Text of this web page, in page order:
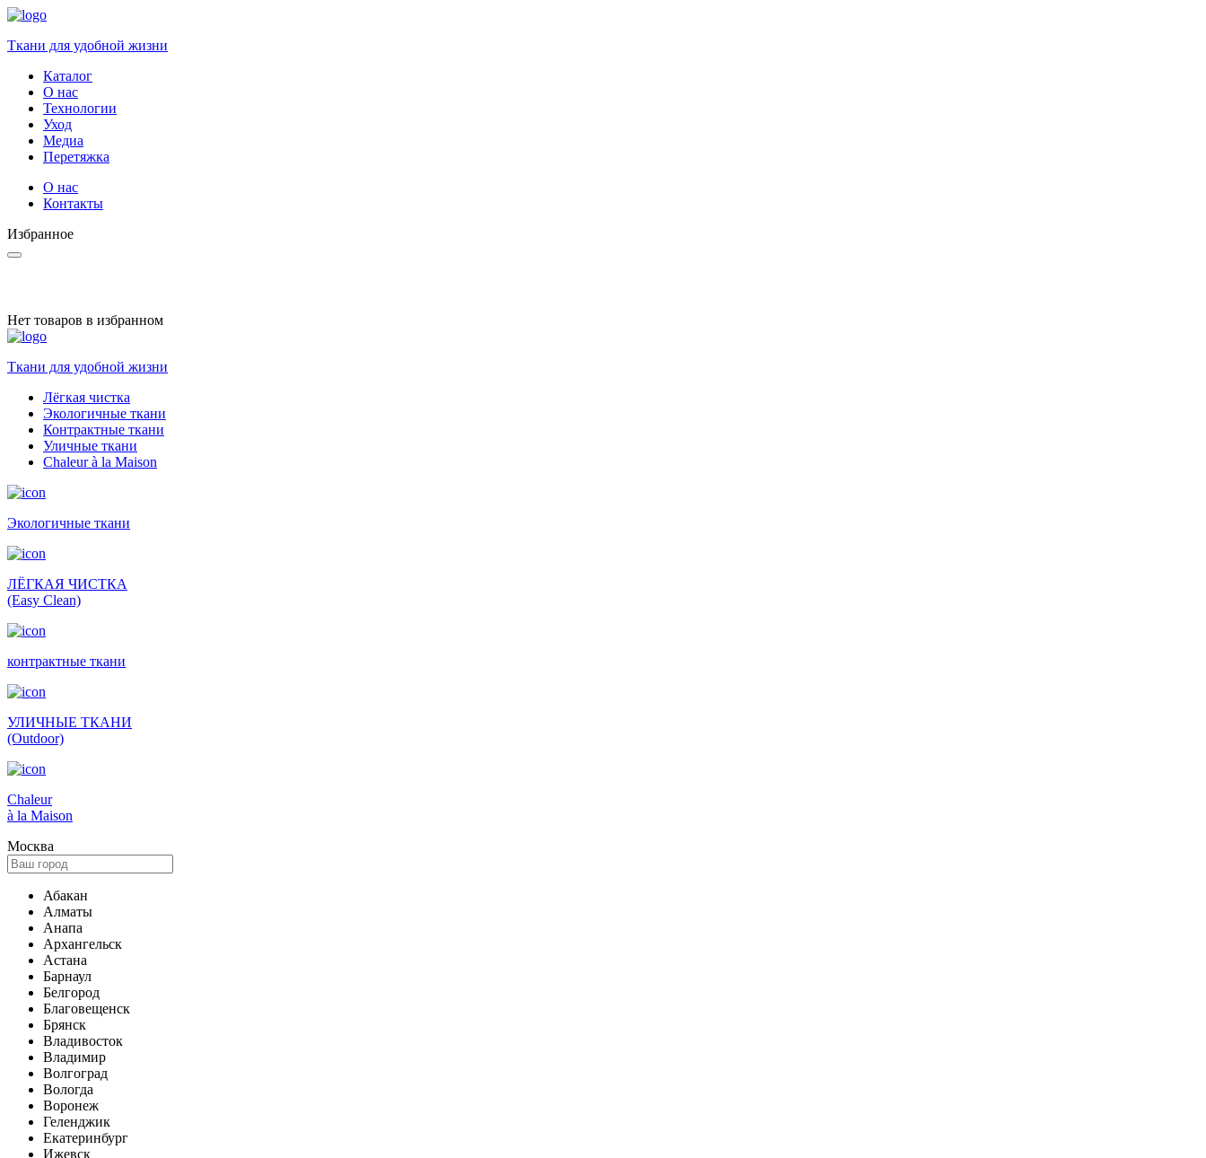
Ткани для удобной жизни
Каталог
О нас
Технологии
Уход
Медиа
Перетяжка
О нас
Контакты
Избранное
Нет товаров в избранном
Ткани для удобной жизни
Лёгкая чистка
Экологичные ткани
Контрактные ткани
Уличные ткани
Сhaleur à la Maison
Экологичные ткани
ЛЁГКАЯ ЧИСТКА
(Easy Clean)
контрактные ткани
УЛИЧНЫЕ ТКАНИ
(Outdoor)
Сhaleur
à la Maison
Москва
Абакан
Алматы
Анапа
Архангельск
Астана
Барнаул
Белгород
Благовещенск
Брянск
Владивосток
Владимир
Волгоград
Вологда
Воронеж
Геленджик
Екатеринбург
Ижевск